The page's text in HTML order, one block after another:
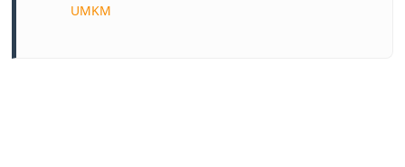
UMKM